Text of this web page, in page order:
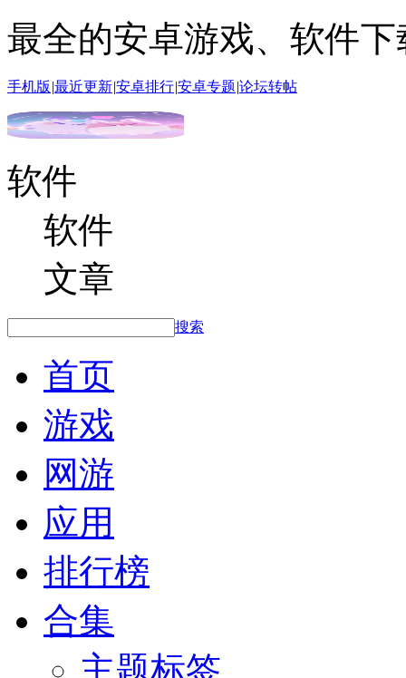
最全的安卓游戏、软件下
手机版 |最近更新|安卓排行|安卓专题|论坛转帖
软件
软件
文章
搜索
首页
游戏
网游
应用
排行榜
合集
主题标签